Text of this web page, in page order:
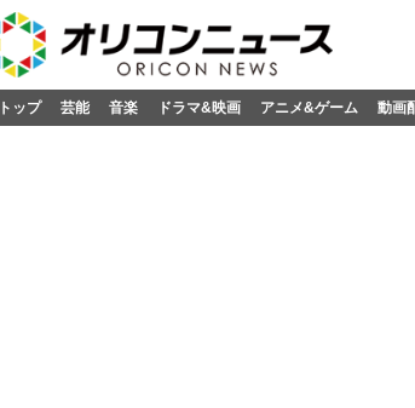
トップ 芸能 音楽 ドラマ&映画 アニメ&ゲーム 動画